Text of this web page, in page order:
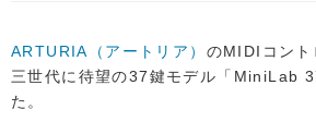
ARTURIA（アートリア） のMIDIコン
三世代に待望の37鍵モデル「MiniLab
た。